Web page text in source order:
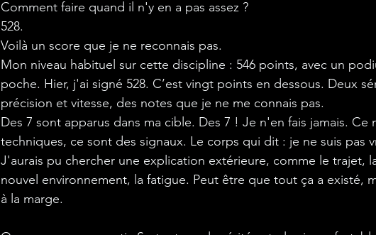
Comment faire quand il n'y en a pas assez ?
528.
Voilà un score que je ne reconnais pas.
Mon niveau habituel sur cette discipline : 546 points, avec un
poche. Hier, j'ai signé 528. C’est vingt points en dessous. Deux
précision et vitesse, des notes que je ne me connais pas.
Des 7 sont apparus dans ma cible. Des 7 ! Je n'en fais jamais. Ce
techniques, ce sont des signaux. Le corps qui dit : je ne suis pas
J'aurais pu chercher une explication extérieure, comme le trajet,
nouvel environnement, la fatigue. Peut être que tout ça a existé,
à la marge.